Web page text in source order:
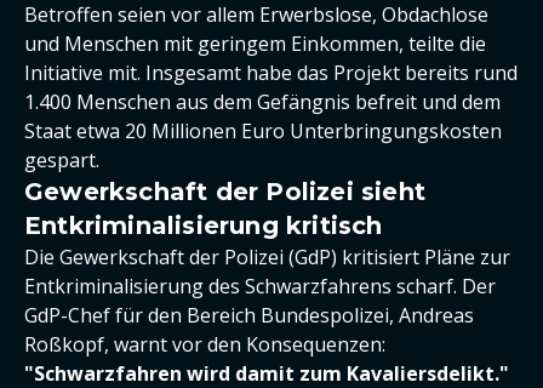
Betroffen seien vor allem Erwerbslose, Obdachlose
und Menschen mit geringem Einkommen, teilte die
Initiative mit. Insgesamt habe das Projekt bereits rund
1.400 Menschen aus dem Gefängnis befreit und dem
Staat etwa 20 Millionen Euro Unterbringungskosten
gespart.
Gewerkschaft der Polizei sieht
Entkriminalisierung kritisch
Die Gewerkschaft der Polizei (GdP) kritisiert Pläne zur
Entkriminalisierung des Schwarzfahrens scharf. Der
GdP-Chef für den Bereich Bundespolizei, Andreas
Roßkopf, warnt vor den Konsequenzen:
"Schwarzfahren wird damit zum Kavaliersdelikt."